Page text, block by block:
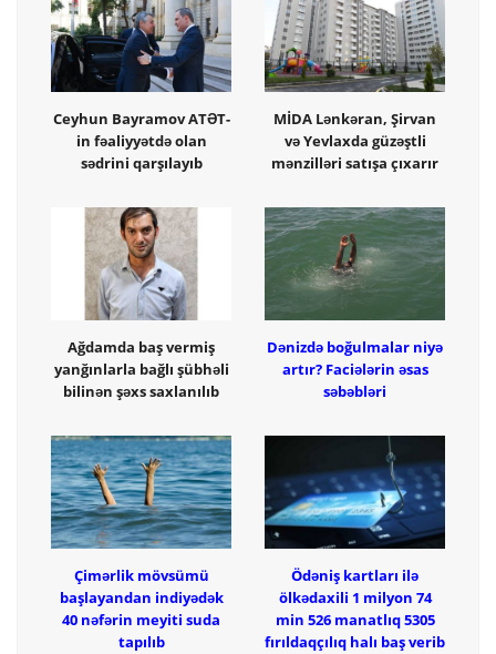
Ceyhun Bayramov ATƏT-
in fəaliyyətdə olan
sədrini qarşılayıb
MİDA Lənkəran, Şirvan
və Yevlaxda güzəştli
mənzilləri satışa çıxarır
Ağdamda baş vermiş
yanğınlarla bağlı şübhəli
bilinən şəxs saxlanılıb
Dənizdə boğulmalar niyə
artır? Faciələrin əsas
səbəbləri
Çimərlik mövsümü
başlayandan indiyədək
40 nəfərin meyiti suda
tapılıb
Ödəniş kartları ilə
ölkədaxili 1 milyon 74
min 526 manatlıq 5305
fırıldaqçılıq halı baş verib